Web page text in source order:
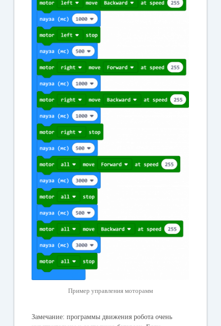
Пример управления моторамм
Замечание: программы движения робота очень